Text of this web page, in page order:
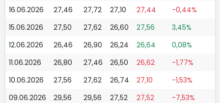
16.06.2026
27,46 27,72 27,10 27,44
-0,44%
15.06.2026
27,50 27,62 26,60 27,56
3,45%
12.06.2026
26,46 26,90 26,24 26,64
0,08%
11.06.2026
26,80 27,46 26,50 26,62
-1,77%
10.06.2026
27,56 27,62 26,74 27,10
-1,53%
09.06.2026
29,56 29,56 27,52 27,52
-7,53%